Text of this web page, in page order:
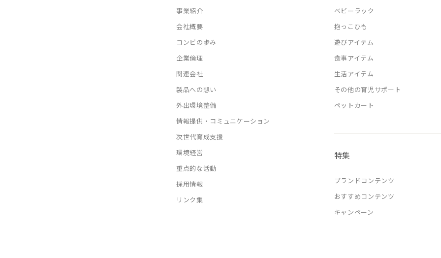
事業紹介
会社概要
コンビの歩み
企業倫理
関連会社
製品への想い
外出環境整備
情報提供・コミュニケーション
次世代育成支援
環境経営
重点的な活動
採用情報
リンク集
ベビーラック
抱っこひも
遊びアイテム
食事アイテム
生活アイテム
その他の育児サポート
ペットカート
特集
ブランドコンテンツ
おすすめコンテンツ
キャンペーン